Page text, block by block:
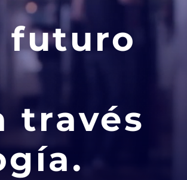
futuro
través